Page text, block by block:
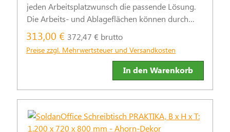
jeden Arbeitsplatzwunsch die passende Lösung.
Die Arbeits- und Ablageflächen können durch
praktische Stand- und Rollcontainer sinnvoll
ergänzt werden.
313,00 € 372,47 € brutto
Preise zzgl. Mehrwertsteuer und Versandkosten
In den Warenkorb